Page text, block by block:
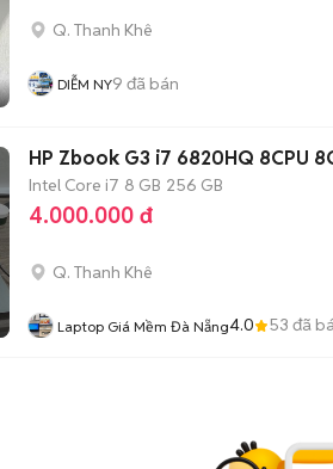
Q. Thanh Khê
DIỄM NY9 đã bán
HP Zbook G3 i7 6820HQ 8CPU
Intel Core i7 8 GB 256 GB
4.000.000 đ
Q. Thanh Khê
Laptop Giá Mềm Đà Nẵng4.0 53 đã